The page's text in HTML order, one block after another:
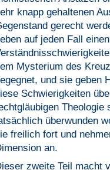
knapp gehaltenen
gerecht
auf jeden Fall
Mysterium des
und sie geben
Schwierigkeiten
Theologie
überwunden
freilich fort und
an.
zweite Teil macht